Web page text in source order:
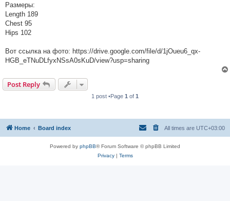
Размеры:
Length 189
Chest 95
Hips 102
Вот ссылка на фото: https://drive.google.com/file/d/1jOueu6_qx-
HGB_eTNuDLfyxNSsA0sKuD/view?usp=sharing
Post Reply
1 post •Page 1 of 1
Home Board index All times are UTC+03:00
Powered by phpBB® Forum Software © phpBB Limited
Privacy| Terms